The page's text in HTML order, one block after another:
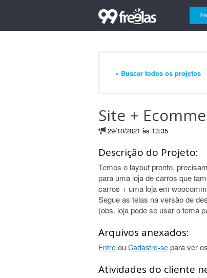
« Buscar todos os projetos
Site +
29/10/2021 às 13:35
Descrição do Projeto:
Temos o layout pronto,
para uma loja de carros que
carros + uma loja em
Segue as telas na versão de
(obs. loja pode se usar o tema
Arquivos anexados:
Entre ou Cadastre-se para ver
Atividades do cliente